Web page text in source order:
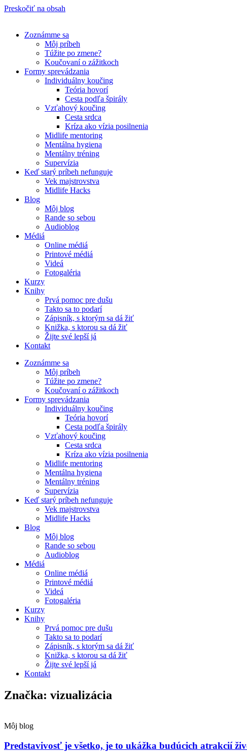
Preskočiť na obsah
Zoznámme sa
Môj príbeh
Túžite po zmene?
Koučovaní o zážitkoch
Formy sprevádzania
Individuálny koučing
Teória hovorí
Cesta podľa špirály
Vzťahový koučing
Cesta srdca
Kríza ako vízia posilnenia
Midlife mentoring
Mentálna hygiena
Mentálny tréning
Supervízia
Keď starý príbeh nefunguje
Vek majstrovstva
Midlife Hacks
Blog
Môj blog
Rande so sebou
Audioblog
Médiá
Online médiá
Printové médiá
Videá
Fotogaléria
Kurzy
Knihy
Prvá pomoc pre dušu
Takto sa to podarí
Zápisník, s ktorým sa dá žiť
Knižka, s ktorou sa dá žiť
Žijte své lepší já
Kontakt
Zoznámme sa
Môj príbeh
Túžite po zmene?
Koučovaní o zážitkoch
Formy sprevádzania
Individuálny koučing
Teória hovorí
Cesta podľa špirály
Vzťahový koučing
Cesta srdca
Kríza ako vízia posilnenia
Midlife mentoring
Mentálna hygiena
Mentálny tréning
Supervízia
Keď starý príbeh nefunguje
Vek majstrovstva
Midlife Hacks
Blog
Môj blog
Rande so sebou
Audioblog
Médiá
Online médiá
Printové médiá
Videá
Fotogaléria
Kurzy
Knihy
Prvá pomoc pre dušu
Takto sa to podarí
Zápisník, s ktorým sa dá žiť
Knižka, s ktorou sa dá žiť
Žijte své lepší já
Kontakt
Značka: vizualizácia
Môj blog
Predstavivosť je všetko, je to ukážka budúcich atrakcií